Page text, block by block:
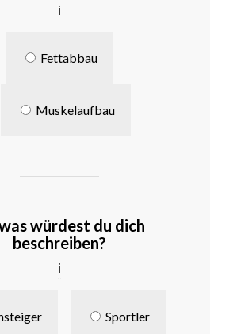
ℹ
Fettabbau
Muskelaufbau
würdest du dich
beschreiben?
ℹ
Sportler